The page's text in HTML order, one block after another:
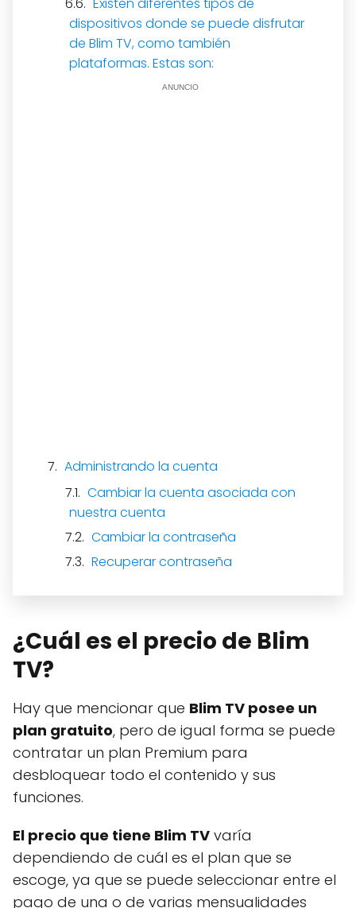
dispositivos donde se puede disfrutar
de Blim TV, como también
plataformas. Estas son:
ANUNCIO
Administrando la cuenta
Cambiar la cuenta asociada con
nuestra cuenta
Cambiar la contraseña
Recuperar contraseña
¿Cuál es el precio de Blim
TV?
Hay que mencionar que Blim TV posee un
plan gratuito, pero de igual forma se puede
contratar un plan Premium para
desbloquear todo el contenido y sus
funciones.
El precio que tiene Blim TV varía
dependiendo de cuál es el plan que se
escoge, ya que se puede seleccionar entre el
pago de una o de varias mensualidades